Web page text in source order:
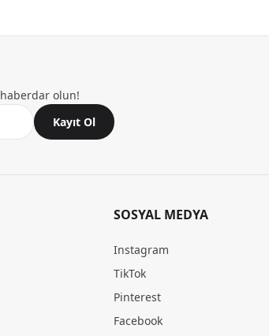
olun!
Kayıt Ol
SOSYAL MEDYA
Instagram
TikTok
Pinterest
Facebook